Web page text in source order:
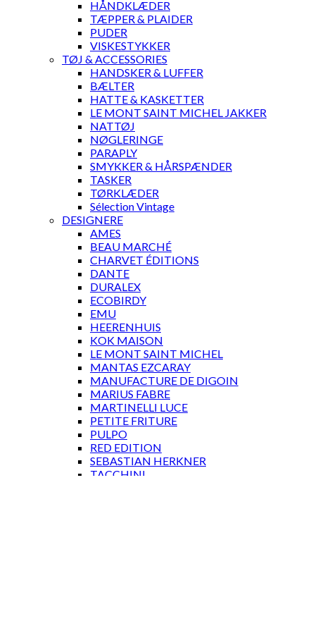
HÅNDKLÆDER
TÆPPER & PLAIDER
PUDER
VISKESTYKKER
TØJ & ACCESSORIES
HANDSKER & LUFFER
BÆLTER
HATTE & KASKETTER
LE MONT SAINT MICHEL JAKKER
NATTØJ
NØGLERINGE
PARAPLY
SMYKKER & HÅRSPÆNDER
TASKER
TØRKLÆDER
Sélection Vintage
DESIGNERE
AMES
BEAU MARCHÉ
CHARVET ÉDITIONS
DANTE
DURALEX
ECOBIRDY
EMU
HEERENHUIS
KOK MAISON
LE MONT SAINT MICHEL
MANTAS EZCARAY
MANUFACTURE DE DIGOIN
MARIUS FABRE
MARTINELLI LUCE
PETITE FRITURE
PULPO
RED EDITION
SEBASTIAN HERKNER
TACCHINI